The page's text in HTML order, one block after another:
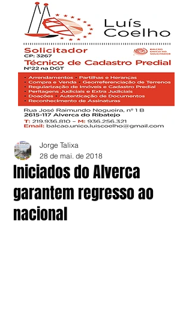
Iniciados do Alverca
garantem regresso ao
nacional
Jorge Talixa
28 de mai. de 2018